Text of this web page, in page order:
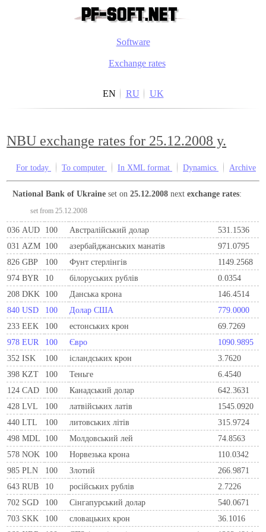
Software
Exchange rates
EN RU UK
NBU exchange rates for 25.12.2008 y.
For today To computer In XML format Dynamics Archive
National Bank of Ukraine set on25.12.2008 nextexchange rates:
set from 25.12.2008
036 AUD 100 Австралійський долар
531.1536
031 AZM 100 азербайджанських манатів
971.0795
826 GBP 100 Фунт стерлінгів
1149.2568
974 BYR 10 білоруських рублів
0.0354
208 DKK 100 Данська крона
146.4514
840 USD 100 Долар США
779.0000
233 EEK 100 естонських крон
69.7269
978 EUR 100 Євро
1090.9895
352 ISK 100 ісландських крон
3.7620
398 KZT 100 Теньге
6.4540
124 CAD 100 Канадський долар
642.3631
428 LVL 100 латвійських латів
1545.0920
440 LTL 100 литовських літів
315.9724
498 MDL 100 Молдовський лей
74.8563
578 NOK 100 Норвезька крона
110.0342
985 PLN 100 Злотий
266.9871
643 RUB 10 російських рублів
2.7226
702 SGD 100 Сінгапурський долар
540.0671
703 SKK 100 словацьких крон
36.1016